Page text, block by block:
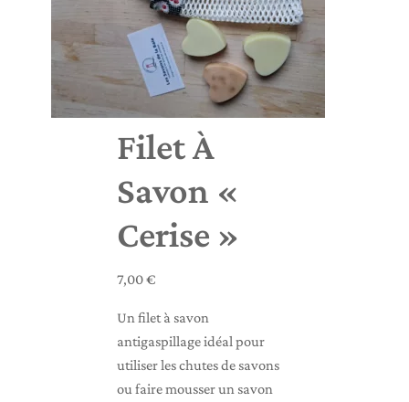
Filet À
Savon «
Cerise »
7,00€
Un filet à savon
antigaspillage idéal pour
utiliser les chutes de savons
ou faire mousser un savon